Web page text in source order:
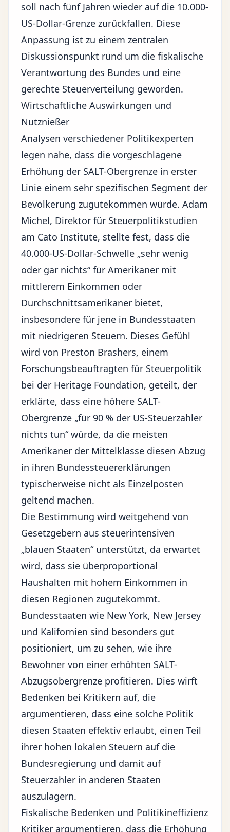
soll nach fünf Jahren wieder auf die 10.000-
US-Dollar-Grenze zurückfallen. Diese
Anpassung ist zu einem zentralen
Diskussionspunkt rund um die fiskalische
Verantwortung des Bundes und eine
gerechte Steuerverteilung geworden.
Wirtschaftliche Auswirkungen und
Nutznießer
Analysen verschiedener Politikexperten
legen nahe, dass die vorgeschlagene
Erhöhung der SALT-Obergrenze in erster
Linie einem sehr spezifischen Segment der
Bevölkerung zugutekommen würde. Adam
Michel, Direktor für Steuerpolitikstudien
am Cato Institute, stellte fest, dass die
40.000-US-Dollar-Schwelle „sehr wenig
oder gar nichts“ für Amerikaner mit
mittlerem Einkommen oder
Durchschnittsamerikaner bietet,
insbesondere für jene in Bundesstaaten
mit niedrigeren Steuern. Dieses Gefühl
wird von Preston Brashers, einem
Forschungsbeauftragten für Steuerpolitik
bei der Heritage Foundation, geteilt, der
erklärte, dass eine höhere SALT-
Obergrenze „für 90 % der US-Steuerzahler
nichts tun“ würde, da die meisten
Amerikaner der Mittelklasse diesen Abzug
in ihren Bundessteuererklärungen
typischerweise nicht als Einzelposten
geltend machen.
Die Bestimmung wird weitgehend von
Gesetzgebern aus steuerintensiven
„blauen Staaten“ unterstützt, da erwartet
wird, dass sie überproportional
Haushalten mit hohem Einkommen in
diesen Regionen zugutekommt.
Bundesstaaten wie New York, New Jersey
und Kalifornien sind besonders gut
positioniert, um zu sehen, wie ihre
Bewohner von einer erhöhten SALT-
Abzugsobergrenze profitieren. Dies wirft
Bedenken bei Kritikern auf, die
argumentieren, dass eine solche Politik
diesen Staaten effektiv erlaubt, einen Teil
ihrer hohen lokalen Steuern auf die
Bundesregierung und damit auf
Steuerzahler in anderen Staaten
auszulagern.
Fiskalische Bedenken und Politikineffizienz
Kritiker argumentieren, dass die Erhöhung